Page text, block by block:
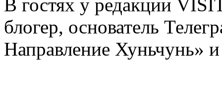
В гостях у редакции
блогер, основатель
Направление Хуньчунь»